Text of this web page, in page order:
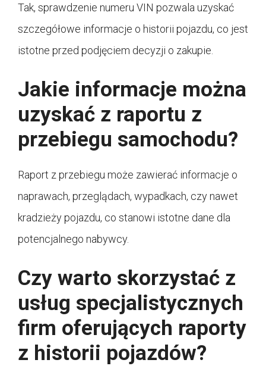
Tak, sprawdzenie numeru VIN pozwala uzyskać
szczegółowe informacje o historii pojazdu, co jest
istotne przed podjęciem decyzji o zakupie.
Jakie informacje można
uzyskać z raportu z
przebiegu samochodu?
Raport z przebiegu może zawierać informacje o
naprawach, przeglądach, wypadkach, czy nawet
kradzieży pojazdu, co stanowi istotne dane dla
potencjalnego nabywcy.
Czy warto skorzystać z
usług specjalistycznych
firm oferujących raporty
z historii pojazdów?